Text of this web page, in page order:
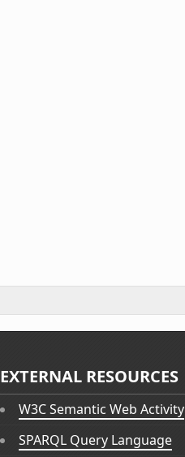
EXTERNAL RESOURCES
W3C Semantic Web Activity
SPARQL Query Language